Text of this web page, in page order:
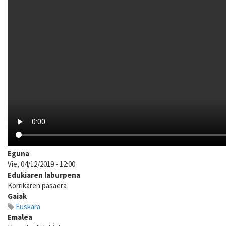
Eguna
Vie, 04/12/2019 - 12:00
Edukiaren laburpena
Korrikaren pasaera
Gaiak
Euskara
Emalea